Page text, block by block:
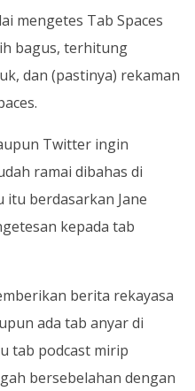
mengetes Tab Spaces
bagus, terhitung
dan (pastinya) rekaman
Twitter ingin
ramai dibahas di
itu berdasarkan Jane
kepada tab
berita rekayasa
ada tab anyar di
tab podcast mirip
bersebelahan dengan